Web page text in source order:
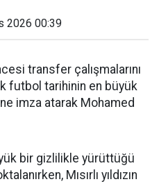
2026 00:39
transfer çalışmalarını
futbol tarihinin en büyük
imza atarak Mohamed
bir gizlilikle yürüttüğü
Mısırlı yıldızın